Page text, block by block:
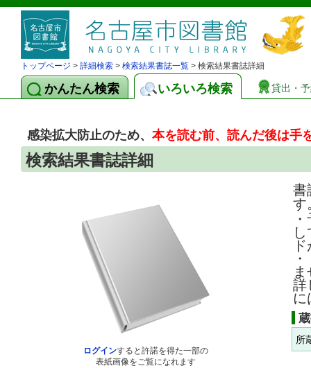
トップページ > 詳細検索 > 検索結果書誌一覧 > 検索結果書誌詳細
かんたん検索 いろいろ検索 貸出・
感染拡大防止のため、本を読む前、読んだ後は手
検索結果書誌詳細
ログインすると許諾を得た一部の
表紙画像をご覧になれます
書
す
詳
に
所